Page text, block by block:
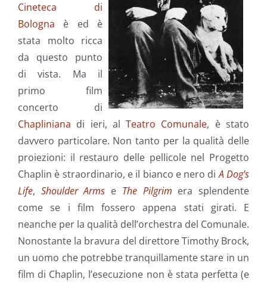
Cineteca di
Bologna è ed è
stata molto ricca
da questo punto
di vista. Ma il
primo film
concerto di
Chapliniana di ieri, alTeatro Comunale, è stato
davvero particolare. Non tanto per la qualità delle
proiezioni: il restauro delle pellicole nel Progetto
Chaplin è straordinario, e il bianco e nero diA Dog’s
Life, Shoulder Arms e The Pilgrim era splendente
come se i film fossero appena stati girati. E
neanche per la qualità dell’orchestra del Comunale.
Nonostante la bravura del direttore Timothy Brock,
un uomo che potrebbe tranquillamente stare in un
film di Chaplin, l’esecuzione non è stata perfetta (e